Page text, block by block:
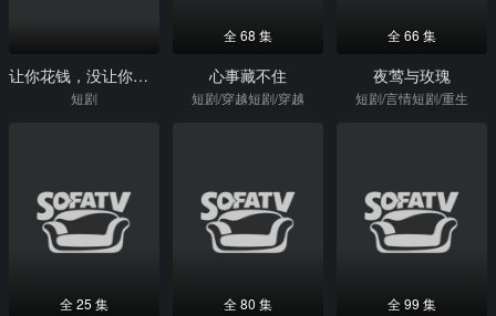
让你花钱，没让你带全村致富
短剧
全 68 集
心事藏不住
短剧/穿越短剧/穿越
全 66 集
夜莺与玫瑰
短剧/言情短剧/重生
全 25 集 全 80 集 全 99 集